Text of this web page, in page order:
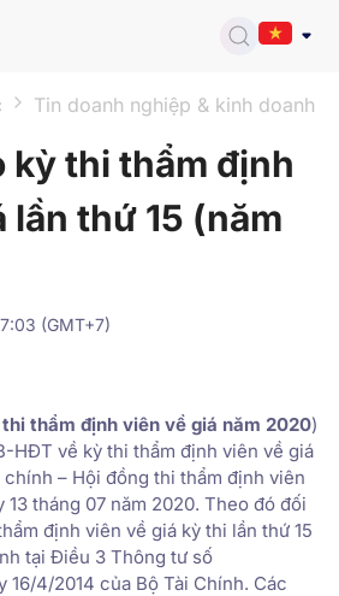
Tin doanh nghiệp & kinh doanh
kỳ thi thẩm định
lần thứ 15 (năm
(GMT+7)
thẩm định viên về giá năm 2020)
HĐT về kỳ thi thẩm định viên về giá
chính – Hội đồng thi thẩm định viên
13 tháng 07 năm 2020. Theo đó đối
định viên về giá kỳ thi lần thứ 15
tại Điều 3 Thông tư số
16/4/2014 của Bộ Tài Chính. Các